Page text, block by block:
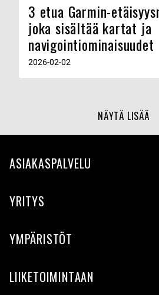
3 etua Garmin-
joka sisältää kartat ja
navigointiominaisuudet
2026-02-02
NÄYTÄ LISÄÄ
ASIAKASPALVELU
YRITYS
YMPÄRISTÖT
LIIKETOIMINTAAN